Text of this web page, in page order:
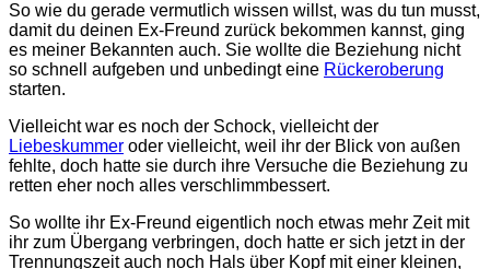
So wie du gerade vermutlich wissen willst, was du tun musst,
damit du deinen Ex-Freund zurück bekommen kannst, ging
es meiner Bekannten auch. Sie wollte die Beziehung nicht
so schnell aufgeben und unbedingt eine Rückeroberung
starten.
Vielleicht war es noch der Schock, vielleicht der
Liebeskummer oder vielleicht, weil ihr der Blick von außen
fehlte, doch hatte sie durch ihre Versuche die Beziehung zu
retten eher noch alles verschlimmbessert.
So wollte ihr Ex-Freund eigentlich noch etwas mehr Zeit mit
ihr zum Übergang verbringen, doch hatte er sich jetzt in der
Trennungszeit auch noch Hals über Kopf mit einer kleinen,